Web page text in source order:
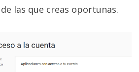
las que creas oportunas.